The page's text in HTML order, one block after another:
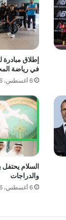
إطلاق مبادرة
في رياضة
6 أغسطس، 2026
السلام يحتفل
والدراجات
6 أغسطس، 2026